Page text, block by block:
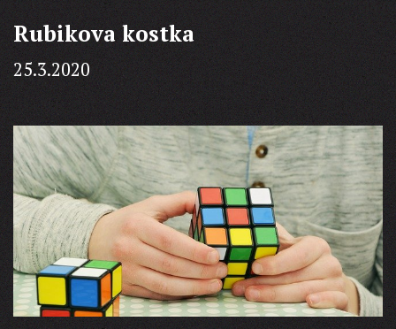
Rubikova kostka
25.3.2020